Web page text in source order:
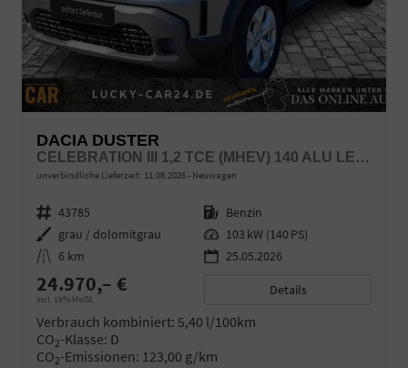
DACIA DUSTER
CELEBRATION III 1,2 TCE (MHEV) 140 ALU LED LINK LR
unverbindliche Lieferzeit: 11.08.2026 Neuwagen
Fahrzeugnr. 43785 Kraftstoff Benzin
Außenfarbe grau / dolomitgrau Leistung 103 kW (140 PS)
Kilometerstand 6 km 25.05.2026
24.970,– €
incl. 19% MwSt.
Details
Verbrauch kombiniert: 5,40 l/100km
CO2-Klasse: D
CO2-Emissionen: 123,00 g/km